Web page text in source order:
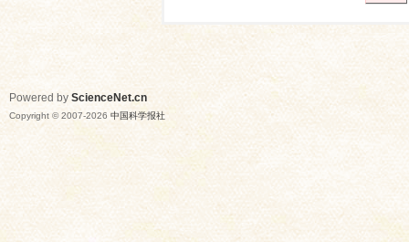
Powered by ScienceNet.cn
Copyright © 2007-2026 中国科学报社